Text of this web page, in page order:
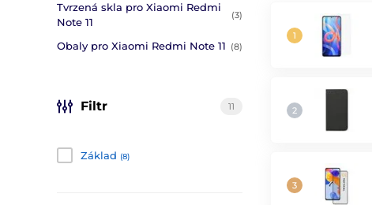
Tvrzená skla pro Xiaomi Redmi
Note 11
(3)
Obaly pro Xiaomi Redmi Note 11 (8)
Filtr 11
Základ (8)